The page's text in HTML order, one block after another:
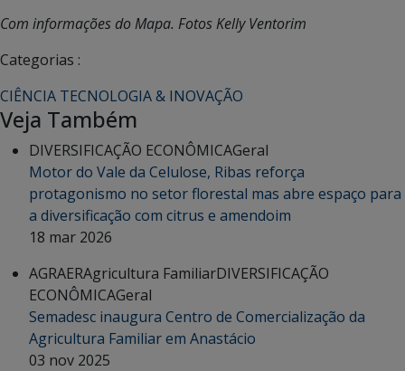
Com informações do Mapa. Fotos Kelly Ventorim
Categorias :
CIÊNCIA TECNOLOGIA & INOVAÇÃO
Veja Também
DIVERSIFICAÇÃO ECONÔMICAGeral
Motor do Vale da Celulose, Ribas reforça
protagonismo no setor florestal mas abre espaço para
a diversificação com citrus e amendoim
18 mar 2026
AGRAERAgricultura FamiliarDIVERSIFICAÇÃO
ECONÔMICAGeral
Semadesc inaugura Centro de Comercialização da
Agricultura Familiar em Anastácio
03 nov 2025